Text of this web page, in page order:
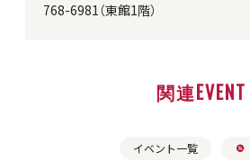
768-6981（東館1階）
関連EVENT
イベント一覧